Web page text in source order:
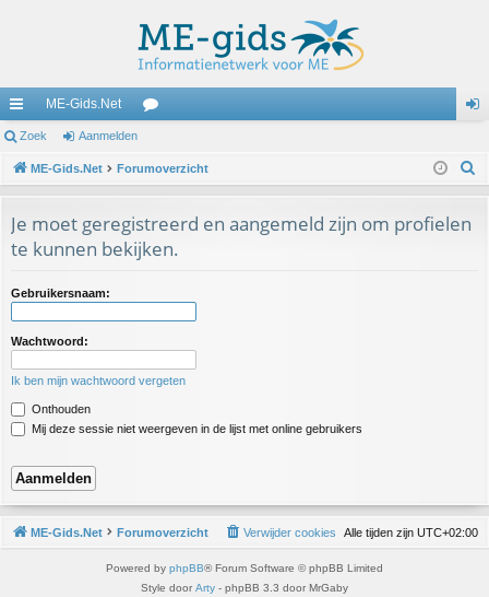
ne
lle
ks
ME-Gids.Net
u
s
m
de
Zoek Aanmelden
ME-Gids.Net Forumoverzicht
Je moet geregistreerd en aangemeld zijn om profielen
te kunnen bekijken.
Gebruikersnaam:
Wachtwoord:
Ik ben mijn wachtwoord vergeten
Onthouden
Mij deze sessie niet weergeven in de lijst met online gebruikers
ME-Gids.Net Forumoverzicht Alle tijden zijn UTC+02:00
Verwijder cookies
Powered by phpBB® Forum Software © phpBB Limited
Style door Arty - phpBB 3.3 door MrGaby